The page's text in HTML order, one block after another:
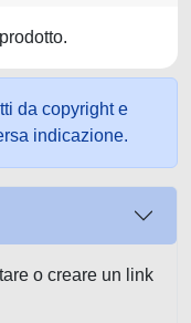
da copyright e
indicazione.
o creare un link